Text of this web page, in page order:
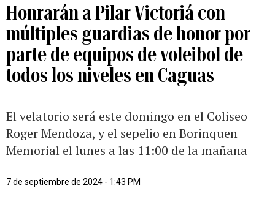
Honrarán a Pilar Victoriá con
múltiples guardias de honor por
parte de equipos de voleibol de
todos los niveles en Caguas
El velatorio será este domingo en el Coliseo
Roger Mendoza, y el sepelio en Borinquen
Memorial el lunes a las 11:00 de la mañana
7 de septiembre de 2024 - 1:43 PM